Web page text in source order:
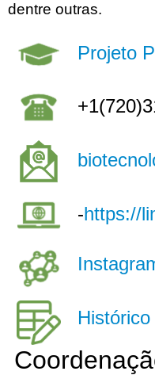
dentre outras.
Projeto
-https://